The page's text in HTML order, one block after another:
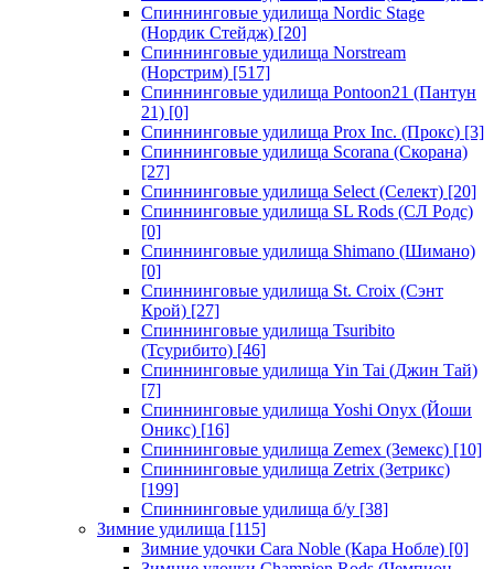
Спиннинговые удилища Nordic Stage
(Нордик Стейдж) [20]
Спиннинговые удилища Norstream
(Норстрим) [517]
Спиннинговые удилища Pontoon21 (Пантун
21) [0]
Спиннинговые удилища Prox Inc. (Прокс) [3]
Спиннинговые удилища Scorana (Скорана)
[27]
Спиннинговые удилища Select (Селект) [20]
Спиннинговые удилища SL Rods (СЛ Родс)
[0]
Спиннинговые удилища Shimano (Шимано)
[0]
Спиннинговые удилища St. Croix (Сэнт
Крой) [27]
Спиннинговые удилища Tsuribito
(Тсурибито) [46]
Спиннинговые удилища Yin Tai (Джин Тай)
[7]
Спиннинговые удилища Yoshi Onyx (Йоши
Оникс) [16]
Спиннинговые удилища Zemex (Земекс) [10]
Спиннинговые удилища Zetrix (Зетрикс)
[199]
Спиннинговые удилища б/у [38]
Зимние удилища [115]
Зимние удочки Cara Noble (Кара Нобле) [0]